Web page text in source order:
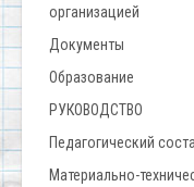
организацией
Документы
Образование
РУКОВОДСТВО
Педагогический
Материально-